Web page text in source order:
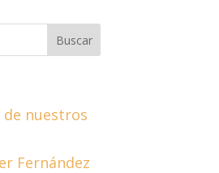
de nuestros
Fernández